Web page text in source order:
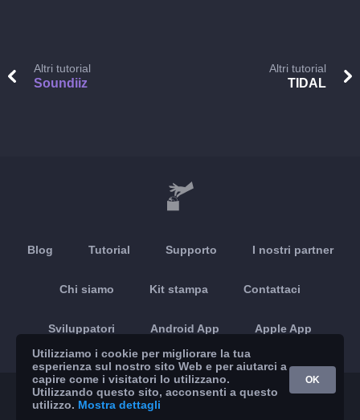
Altri tutorial
Soundiiz
Altri tutorial
TIDAL
Blog Tutorial Supporto I nostri partner
Chi siamo Kit stampa Contattaci
Sviluppatori Android App Apple App
© 2026 Brickoft Privacy Stato dei servizi
Utilizziamo i cookie per migliorare la tua
esperienza sul nostro sito Web e per aiutarci a
capire come i visitatori lo utilizzano.
Utilizzando questo sito, acconsenti a questo
utilizzo. Mostra dettagli
OK